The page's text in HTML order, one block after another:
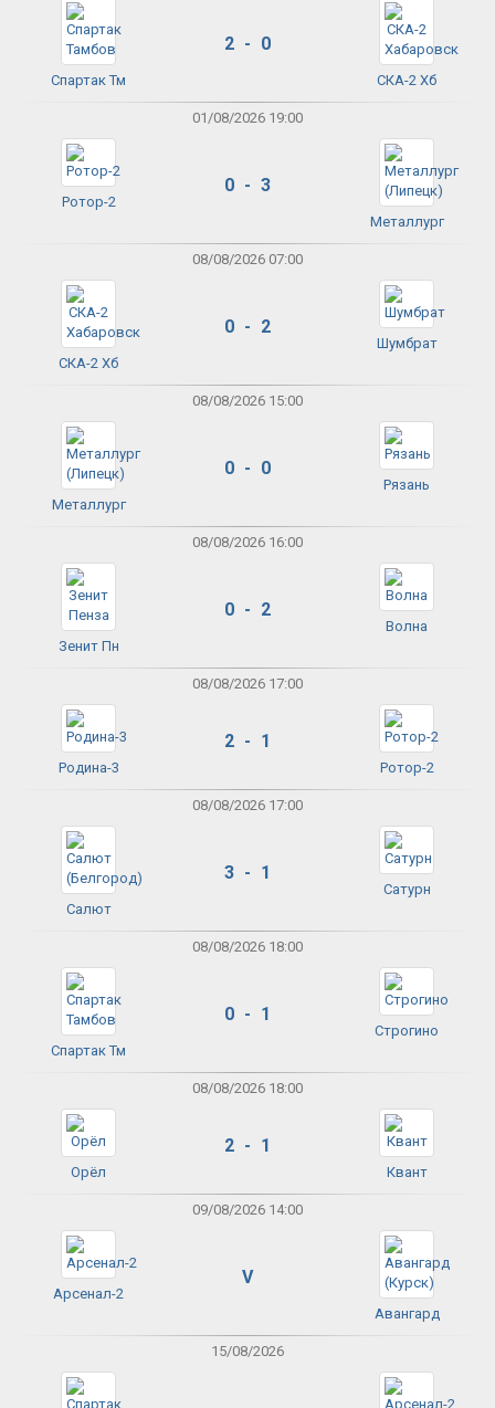
Спартак Тм
2 - 0
СКА-2 Хб
01/08/2026 19:00
Ротор-2
0 - 3
Металлург
08/08/2026 07:00
СКА-2 Хб
0 - 2
Шумбрат
08/08/2026 15:00
Металлург
0 - 0
Рязань
08/08/2026 16:00
Зенит Пн
0 - 2
Волна
08/08/2026 17:00
Родина-3
2 - 1
Ротор-2
08/08/2026 17:00
Салют
3 - 1
Сатурн
08/08/2026 18:00
Спартак Тм
0 - 1
Строгино
08/08/2026 18:00
Орёл
2 - 1
Квант
09/08/2026 14:00
Арсенал-2
V
Авангард
15/08/2026